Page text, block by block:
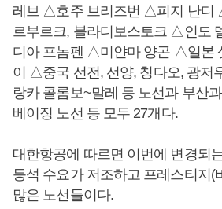
레브 △호주 브리즈번 △피지 난디
르부르크, 블라디보스토크 △인도
디아 프놈펜 △미얀마 양곤 △일본
이 △중국 선전, 선양, 칭다오, 광저
랑카 콜롬보~말레 등 노선과 부산
베이징 노선 등 모두 27개다.
대한항공에 따르면 이번에 변경되
등석 수요가 저조하고 프레스티지(
많은 노선들이다.